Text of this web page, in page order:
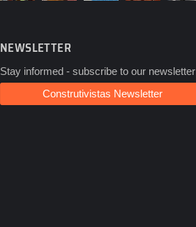
NEWSLETTER
Stay informed - subscribe to our newsletter
Construtivistas Newsletter